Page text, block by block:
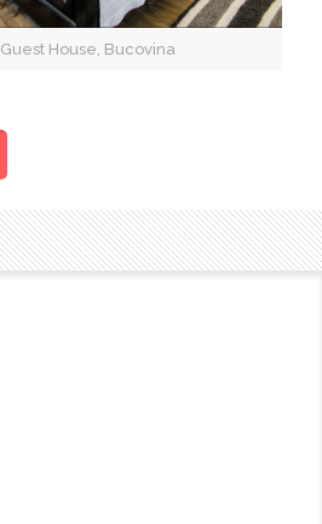
House, Bucovina